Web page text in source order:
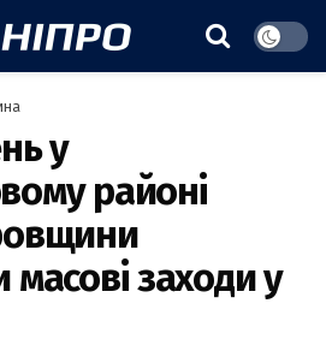
у
районі
заходи у